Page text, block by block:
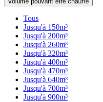
Tous
Jusqu'à 150m³
Jusqu'à 200m³
Jusqu'à 260m³
Jusqu'à 320m³
Jusqu'à 400m³
Jusqu'à 470m³
Jusqu'à 640m³
Jusqu'à 700m³
Jusqu'à 900m³